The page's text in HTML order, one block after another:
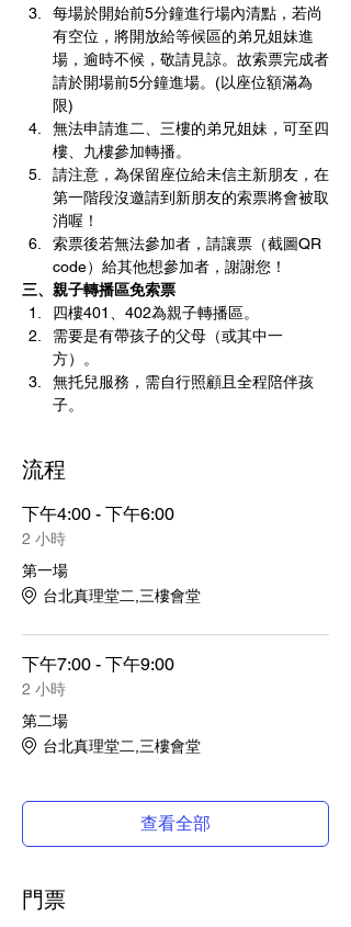
每場於開始前5分鐘進行場內清點，若尚
有空位，將開放給等候區的弟兄姐妹進
場，逾時不候，敬請見諒。故索票完成者
請於開場前5分鐘進場。(以座位額滿為
限)
無法申請進二、三樓的弟兄姐妹，可至四
樓、九樓參加轉播。
請注意，為保留座位給未信主新朋友，在
第一階段沒邀請到新朋友的索票將會被取
消喔！
索票後若無法參加者，請讓票（截圖QR
code）給其他想參加者，謝謝您！
三、親子轉播區免索票
四樓401、402為親子轉播區。
需要是有帶孩子的父母（或其中一
方）。
無托兒服務，需自行照顧且全程陪伴孩
子。
流程
下午4:00 - 下午6:00
2 小時
第一場
台北真理堂二,三樓會堂
下午7:00 - 下午9:00
2 小時
第二場
台北真理堂二,三樓會堂
查看全部
門票